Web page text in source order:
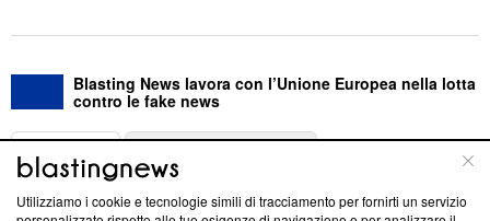
Blasting News lavora con l’Unione Europea nella lotta
contro le fake news
ABOUT
Utilizziamo i cookie e tecnologie simili di tracciamento per fornirti un servizio